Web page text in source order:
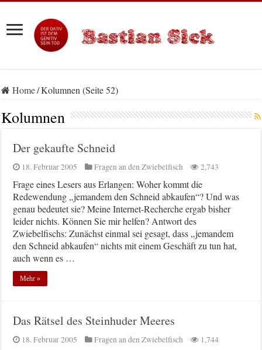
Home/Kolumnen (Seite 52)
Kolumnen
Der gekaufte Schneid
18. Februar 2005 Fragen an den Zwiebelfisch 2,743
Frage eines Lesers aus Erlangen: Woher kommt die
Redewendung „jemandem den Schneid abkaufen“? Und was
genau bedeutet sie? Meine Internet-Recherche ergab bisher
leider nichts. Können Sie mir helfen? Antwort des
Zwiebelfischs: Zunächst einmal sei gesagt, dass „jemandem
den Schneid abkaufen“ nichts mit einem Geschäft zu tun hat,
auch wenn es …
Mehr »
Das Rätsel des Steinhuder Meeres
18. Februar 2005 Fragen an den Zwiebelfisch 1,744